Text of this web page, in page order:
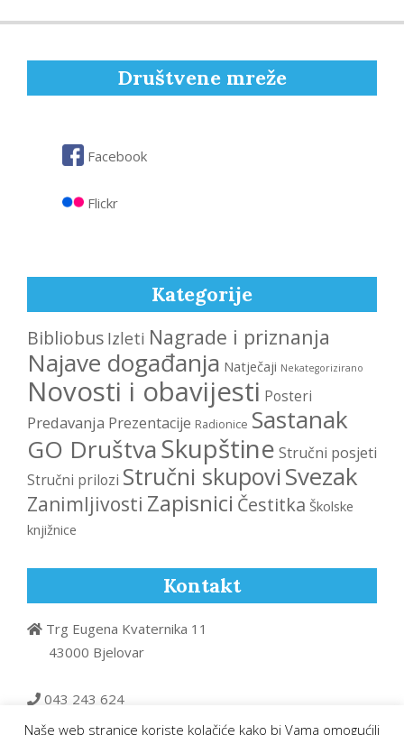
Društvene mreže
Facebook
Flickr
Kategorije
Bibliobus Izleti Nagrade i priznanja
Najave događanja Natječaji Nekategorizirano
Novosti i obavijesti Posteri
Predavanja Prezentacije Radionice Sastanak
GO DruštvaSkupštine Stručni posjeti
Stručni prilozi Stručni skupovi Svezak
Zanimljivosti Zapisnici Čestitka Školske
knjižnice
Kontakt
Trg Eugena Kvaternika 11
43000 Bjelovar
043 243 624
Naše web stranice koriste kolačiće kako bi Vama omogućili